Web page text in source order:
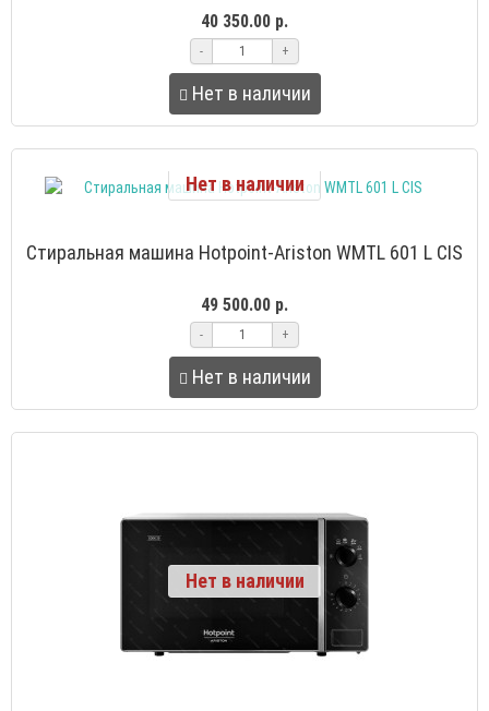
40 350.00 р.
- +
Нет в наличии
Нет в наличии
Стиральная машина Hotpoint-Ariston WMTL 601 L CIS
49 500.00 р.
- +
Нет в наличии
Нет в наличии